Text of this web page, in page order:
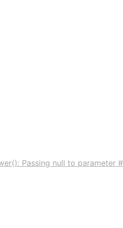
Passing null to parameter